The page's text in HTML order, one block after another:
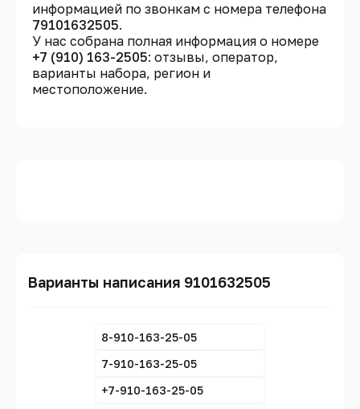
информацией по звонкам с номера телефона
79101632505.
У нас собрана полная информация о номере
+7 (910) 163-2505: отзывы, оператор,
варианты набора, регион и
местоположение.
Варианты написания 9101632505
8-910-163-25-05
7-910-163-25-05
+7-910-163-25-05